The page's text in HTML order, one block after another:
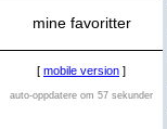
mine favoritter
[ mobile version ]
auto-oppdatere om 57 sekunder